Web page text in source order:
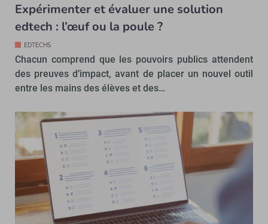
Expérimenter et évaluer une solution
edtech : l’œuf ou la poule ?
EDTECHS
Chacun comprend que les pouvoirs publics attendent
des preuves d’impact, avant de placer un nouvel outil
entre les mains des élèves et des…